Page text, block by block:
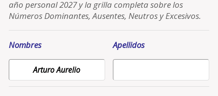
año personal 2027 y la grilla completa sobre los
Números Dominantes, Ausentes, Neutros y Excesivos.
Nombres Apellidos